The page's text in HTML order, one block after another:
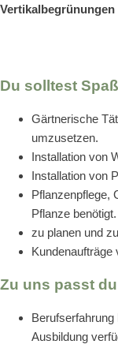
Du solltest
Gärtnerische
umzusetzen.
Installation von
Installation von
Pflanzenpflege,
Pflanze benötigt.
zu planen und
Kundenaufträge
Zu uns passt
Ausbildung